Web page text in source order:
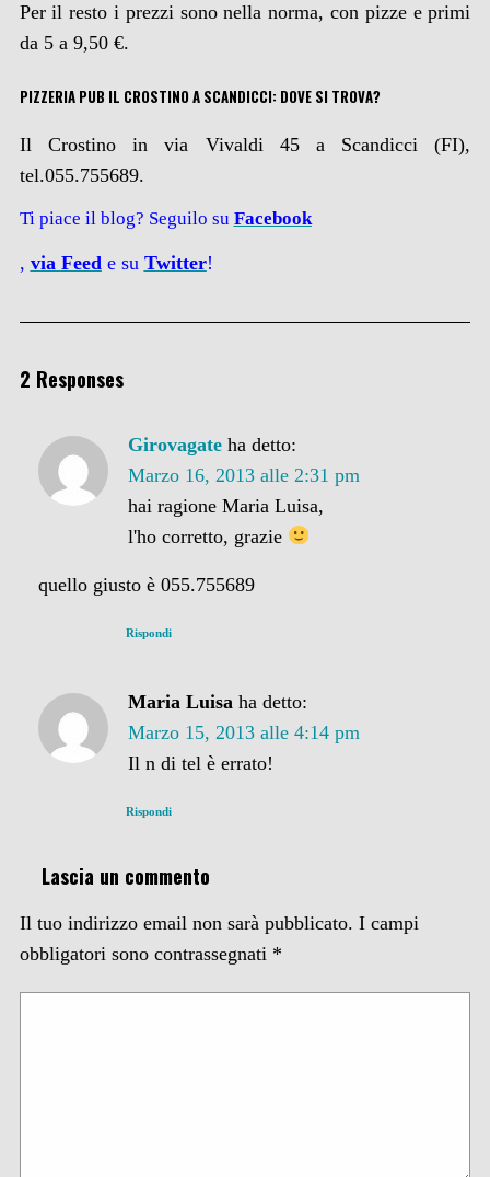
Per il resto i prezzi sono nella norma, con pizze e primi
da 5 a 9,50 €.
PIZZERIA PUB IL CROSTINO A SCANDICCI: DOVE SI TROVA?
Il Crostino in via Vivaldi 45 a Scandicci (FI),
tel.055.755689.
Ti piace il blog? Seguilo su Facebook
, via Feede su Twitter!
2 Responses
Girovagate ha detto:
Marzo 16, 2013 alle 2:31 pm
hai ragione Maria Luisa,
l'ho corretto, grazie
quello giusto è 055.755689
Rispondi
Maria Luisa ha detto:
Marzo 15, 2013 alle 4:14 pm
Il n di tel è errato!
Rispondi
Lascia un commento
Il tuo indirizzo email non sarà pubblicato. I campi
obbligatori sono contrassegnati *